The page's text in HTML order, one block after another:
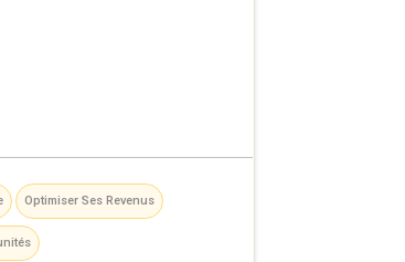
Optimiser Ses Revenus